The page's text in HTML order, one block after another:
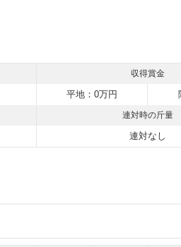
収得賞金
平地：0万円
連対時の斤量
連対なし